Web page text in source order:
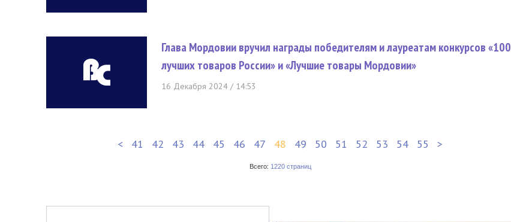
Глава Мордовии вручил награды победителям и лауреатам конкурсов «100
лучших товаров России» и «Лучшие товары Мордовии»
16 Декабря 2024 / 14:53
< 41 42 43 44 45 46 47 48 49 50 51 52 53 54 55 >
Всего: 1220 страниц